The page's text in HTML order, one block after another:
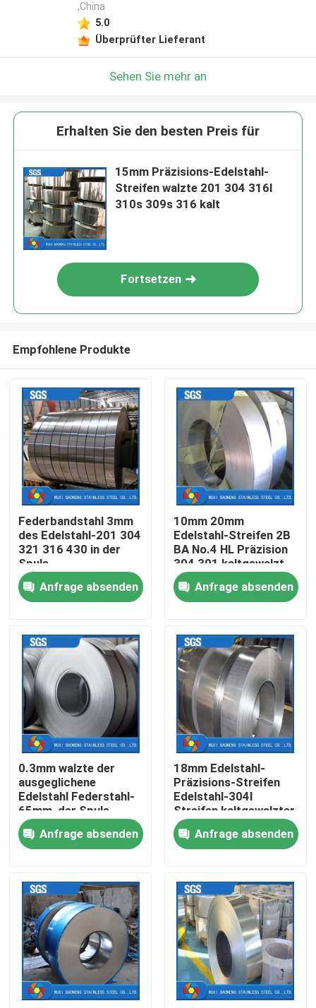
Nach Hause
Über uns
Kontakte
Produkte
Videos
Edelstahl-Metallherstellung
Edelstahlspule
Edelstahl-nahtloses Rohr
Edelstahl geschweißtes Rohr
,China
5.0
Überprüfter Lieferant
Sehen Sie mehr an
Erhalten Sie den besten Preis für
15mm Präzisions-Edelstahl-
Streifen walzte 201 304 316l
310s 309s 316 kalt
Fortsetzen
Empfohlene Produkte
Federbandstahl 3mm
des Edelstahl-201 304
321 316 430 in der
Spule
Anfrage absenden
10mm 20mm
Edelstahl-Streifen 2B
BA No.4 HL Präzision
304 301 kaltgewalzt
Anfrage absenden
0.3mm walzte der
ausgeglichene
Edelstahl Federstahl-
65mm, der Spule
aufschlitzt,
galvanisiertes
Stahlband kalt
Anfrage absenden
18mm Edelstahl-
Präzisions-Streifen
Edelstahl-304l
Streifen kaltgewalzter
in der Spule
Anfrage absenden